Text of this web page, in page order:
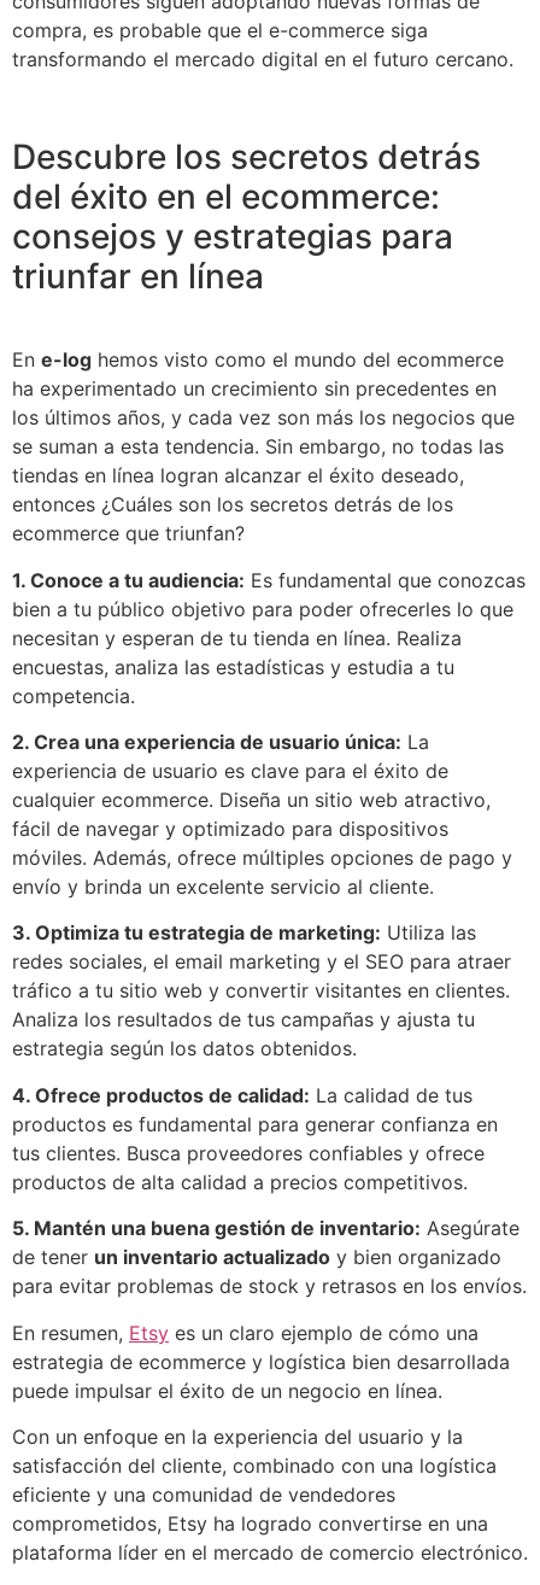
compra, es probable que el e-commerce siga
transformando el mercado digital en el futuro cercano.
Descubre los secretos detrás
del éxito en el ecommerce:
consejos y estrategias para
triunfar en línea
En e-log hemos visto como el mundo del ecommerce
ha experimentado un crecimiento sin precedentes en
los últimos años, y cada vez son más los negocios que
se suman a esta tendencia. Sin embargo, no todas las
tiendas en línea logran alcanzar el éxito deseado,
entonces ¿Cuáles son los secretos detrás de los
ecommerce que triunfan?
1. Conoce a tu audiencia: Es fundamental que conozcas
bien a tu público objetivo para poder ofrecerles lo que
necesitan y esperan de tu tienda en línea. Realiza
encuestas, analiza las estadísticas y estudia a tu
competencia.
2. Crea una experiencia de usuario única: La
experiencia de usuario es clave para el éxito de
cualquier ecommerce. Diseña un sitio web atractivo,
fácil de navegar y optimizado para dispositivos
móviles. Además, ofrece múltiples opciones de pago y
envío y brinda un excelente servicio al cliente.
3. Optimiza tu estrategia de marketing: Utiliza las
redes sociales, el email marketing y el SEO para atraer
tráfico a tu sitio web y convertir visitantes en clientes.
Analiza los resultados de tus campañas y ajusta tu
estrategia según los datos obtenidos.
4. Ofrece productos de calidad: La calidad de tus
productos es fundamental para generar confianza en
tus clientes. Busca proveedores confiables y ofrece
productos de alta calidad a precios competitivos.
5. Mantén una buena gestión de inventario: Asegúrate
de tener un inventario actualizado y bien organizado
para evitar problemas de stock y retrasos en los envíos.
En resumen, Etsy es un claro ejemplo de cómo una
estrategia de ecommerce y logística bien desarrollada
puede impulsar el éxito de un negocio en línea.
Con un enfoque en la experiencia del usuario y la
satisfacción del cliente, combinado con una logística
eficiente y una comunidad de vendedores
comprometidos, Etsy ha logrado convertirse en una
plataforma líder en el mercado de comercio electrónico.